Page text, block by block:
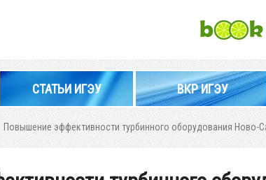
СТАТЬИ ИГЭУ ВКР ИГЭУ
Повышение эффективности турбинного оборудования Ново-